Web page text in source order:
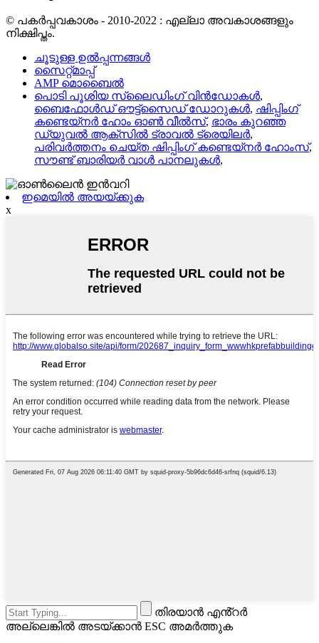
© പകർപ്പവകാശം - 2010-2022 : എല്ലാ അവകാശങ്ങളും
നിക്ഷിപ്തം.
ചൂടുള്ള ഉൽപ്പന്നങ്ങൾ
സൈറ്റ്മാപ്പ്
AMP മൊബൈൽ
പൊടി പൂശിയ സ്ലൈഡിംഗ് വിൻഡോകൾ,
ബൈഫോൾഡ് ഔട്ട്‌സൈഡ് ഡോറുകൾ, ഷിപ്പിംഗ്
കണ്ടെയ്നർ ഹോം ഓൺ വീൽസ്, ഭാരം കുറഞ്ഞ
ഡ്യുവൽ ആക്‌സിൽ ട്രാവൽ ട്രെയിലർ,
പരിവർത്തനം ചെയ്ത ഷിപ്പിംഗ് കണ്ടെയ്നർ ഹോംസ്,
സൗണ്ട് ബാരിയർ വാൾ പാനലുകൾ,
ഇമെയിൽ അയയ്ക്കുക
x
തിരയാൻ എൻ്റർ
അല്ലെങ്കിൽ അടയ്ക്കാൻ ESC അമർത്തുക